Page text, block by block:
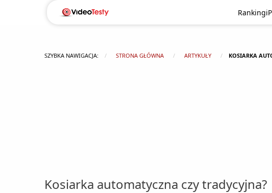
Rankingi
SZYBKA NAWIGACJA: STRONA GŁÓWNA ARTYKUŁY KOSIARKA
Kosiarka automatyczna czy tradycyjna?